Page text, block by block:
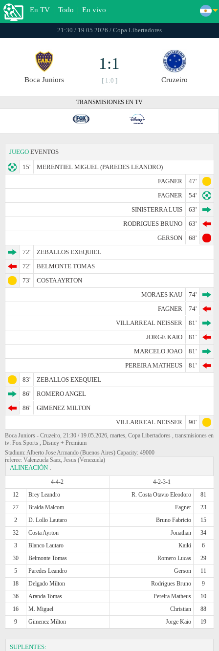
En TV | Todo | En vivo
21:30 / 19.05.2026 / Copa Libertadores
Boca Juniors
1:1
[ 1:0 ] Cruzeiro
TRANSMISIONES EN TV
JUEGO EVENTOS
15'
MERENTIEL MIGUEL (PAREDES LEANDRO)
FAGNER
47'
FAGNER
54'
SINISTERRA LUIS
63'
RODRIGUES BRUNO
63'
GERSON
68'
72'
ZEBALLOS EXEQUIEL
72'
BELMONTE TOMAS
73'
COSTA AYRTON
MORAES KAU
74'
FAGNER
74'
VILLARREAL NEISSER
81'
JORGE KAIO
81'
MARCELO JOAO
81'
PEREIRA MATHEUS
81'
83'
ZEBALLOS EXEQUIEL
86'
ROMERO ANGEL
86'
GIMENEZ MILTON
VILLARREAL NEISSER
90'
Boca Juniors - Cruzeiro, 21:30 / 19.05.2026, martes, Copa Libertadores , transmisiones en
tv: Fox Sports , Disney + Premium
Stadium: Alberto Jose Armando (Buenos Aires) Capacity: 49000
referee: Valenzuela Saez, Jesus (Venezuela)
ALINEACIÓN :
4-4-2
4-2-3-1
12
Brey Leandro R. Costa Otavio Eleodoro
81
27
Braida Malcom Fagner
23
2
D. Lollo Lautaro Bruno Fabricio
15
32
Costa Ayrton Jonathan
34
3
Blanco Lautaro Kaiki
6
30
Belmonte Tomas Romero Lucas
29
5
Paredes Leandro Gerson
11
18
Delgado Milton Rodrigues Bruno
9
36
Aranda Tomas Pereira Matheus
10
16
M. Miguel Christian
88
9
Gimenez Milton Jorge Kaio 19
SUPLENTES: